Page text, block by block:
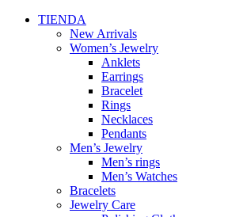
TIENDA
New Arrivals
Women’s Jewelry
Anklets
Earrings
Bracelet
Rings
Necklaces
Pendants
Men’s Jewelry
Men’s rings
Men’s Watches
Bracelets
Jewelry Care